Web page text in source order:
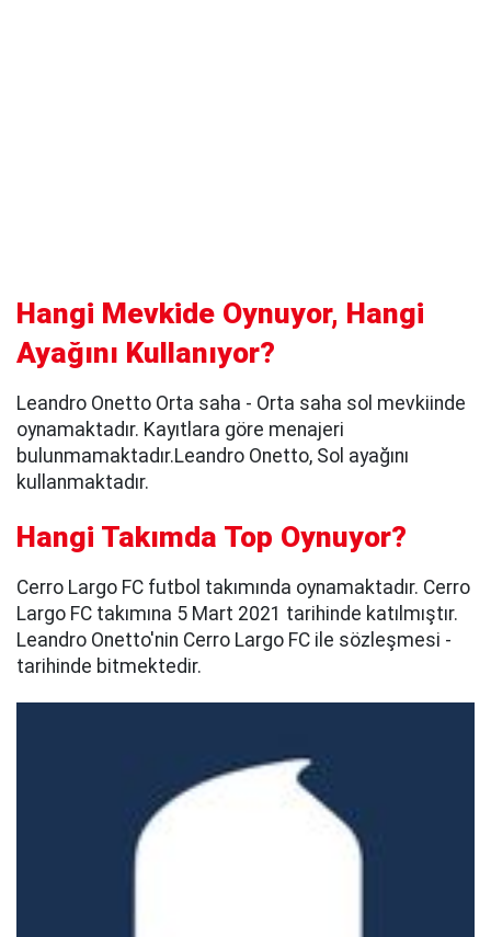
Hangi Mevkide Oynuyor, Hangi
Ayağını Kullanıyor?
Leandro Onetto Orta saha - Orta saha sol mevkiinde
oynamaktadır. Kayıtlara göre menajeri
bulunmamaktadır.Leandro Onetto, Sol ayağını
kullanmaktadır.
Hangi Takımda Top Oynuyor?
Cerro Largo FC futbol takımında oynamaktadır. Cerro
Largo FC takımına 5 Mart 2021 tarihinde katılmıştır.
Leandro Onetto'nin Cerro Largo FC ile sözleşmesi -
tarihinde bitmektedir.